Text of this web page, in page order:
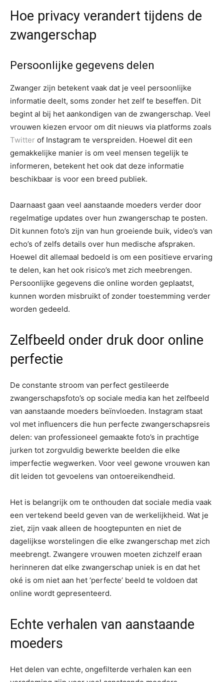
Hoe privacy verandert tijdens de
zwangerschap
Persoonlijke gegevens delen
Zwanger zijn betekent vaak dat je veel persoonlijke
informatie deelt, soms zonder het zelf te beseffen. Dit
begint al bij het aankondigen van de zwangerschap. Veel
vrouwen kiezen ervoor om dit nieuws via platforms zoals
Twitter of Instagram te verspreiden. Hoewel dit een
gemakkelijke manier is om veel mensen tegelijk te
informeren, betekent het ook dat deze informatie
beschikbaar is voor een breed publiek.
Daarnaast gaan veel aanstaande moeders verder door
regelmatige updates over hun zwangerschap te posten.
Dit kunnen foto’s zijn van hun groeiende buik, video’s van
echo’s of zelfs details over hun medische afspraken.
Hoewel dit allemaal bedoeld is om een positieve ervaring
te delen, kan het ook risico’s met zich meebrengen.
Persoonlijke gegevens die online worden geplaatst,
kunnen worden misbruikt of zonder toestemming verder
worden gedeeld.
Zelfbeeld onder druk door online
perfectie
De constante stroom van perfect gestileerde
zwangerschapsfoto’s op sociale media kan het zelfbeeld
van aanstaande moeders beïnvloeden. Instagram staat
vol met influencers die hun perfecte zwangerschapsreis
delen: van professioneel gemaakte foto’s in prachtige
jurken tot zorgvuldig bewerkte beelden die elke
imperfectie wegwerken. Voor veel gewone vrouwen kan
dit leiden tot gevoelens van ontoereikendheid.
Het is belangrijk om te onthouden dat sociale media vaak
een vertekend beeld geven van de werkelijkheid. Wat je
ziet, zijn vaak alleen de hoogtepunten en niet de
dagelijkse worstelingen die elke zwangerschap met zich
meebrengt. Zwangere vrouwen moeten zichzelf eraan
herinneren dat elke zwangerschap uniek is en dat het
oké is om niet aan het ‘perfecte’ beeld te voldoen dat
online wordt gepresenteerd.
Echte verhalen van aanstaande
moeders
Het delen van echte, ongefilterde verhalen kan een